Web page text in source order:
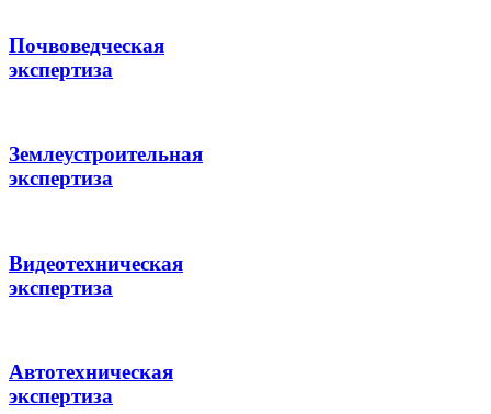
Почвоведческая
экспертиза
Землеустроительная
экспертиза
Видеотехническая
экспертиза
Автотехническая
экспертиза